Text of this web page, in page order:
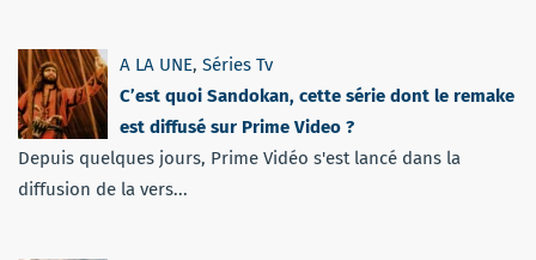
A LA UNE, Séries Tv
C’est quoi Sandokan, cette série dont le remake
est diffusé sur Prime Video ?
Depuis quelques jours, Prime Vidéo s'est lancé dans la
diffusion de la vers...